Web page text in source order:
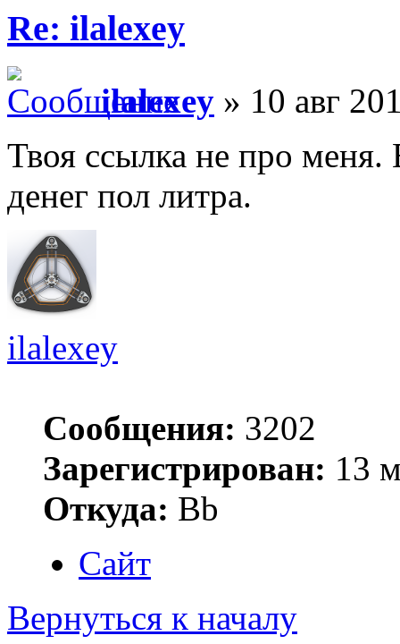
Re: ilalexey
ilalexey » 10 авг
Твоя ссылка не про
денег пол литра.
ilalexey
Сообщения: 3202
Зарегистрирован: 13
Откуда: Bb
Сайт
Вернуться к началу